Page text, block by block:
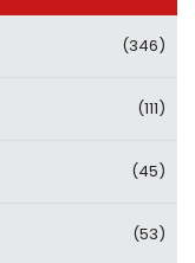
(346)
(111)
(45)
(53)